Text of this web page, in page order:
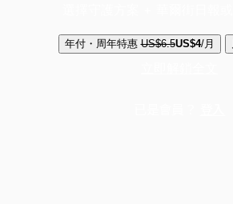
年付・周年特惠 US$6.5US$4/月